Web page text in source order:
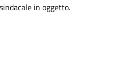
in oggetto.